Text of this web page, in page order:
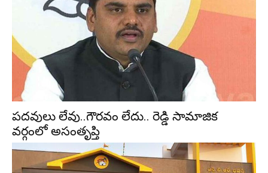
పదవులు లేవు..గౌరవం లేదు.. రెడ్డి సామాజిక
వర్గంలో అసంతృప్తి